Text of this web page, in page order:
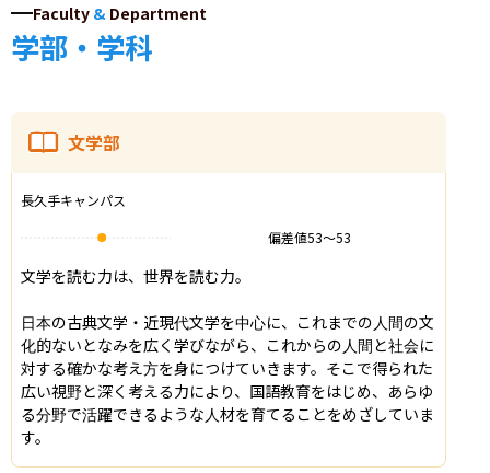
Faculty & Department
学部・学科
文学部
長久手キャンパス
偏差値53〜53
文学を読む力は、世界を読む力。
日本の古典文学・近現代文学を中心に、これまでの人間の文
化的ないとなみを広く学びながら、これからの人間と社会に
対する確かな考え方を身につけていきます。そこで得られた
広い視野と深く考える力により、国語教育をはじめ、あらゆ
る分野で活躍できるような人材を育てることをめざしていま
す。